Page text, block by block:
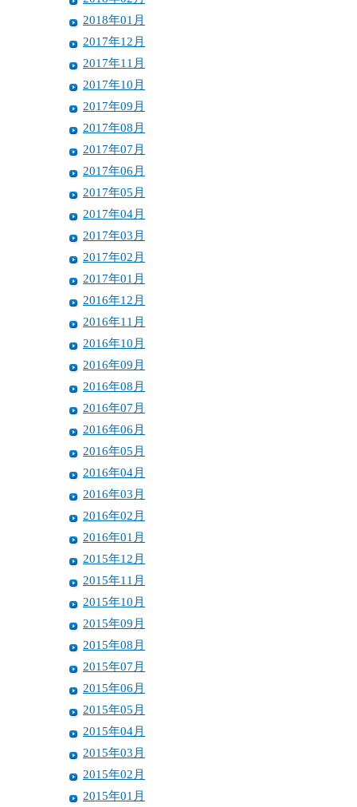
2018年01月
2017年12月
2017年11月
2017年10月
2017年09月
2017年08月
2017年07月
2017年06月
2017年05月
2017年04月
2017年03月
2017年02月
2017年01月
2016年12月
2016年11月
2016年10月
2016年09月
2016年08月
2016年07月
2016年06月
2016年05月
2016年04月
2016年03月
2016年02月
2016年01月
2015年12月
2015年11月
2015年10月
2015年09月
2015年08月
2015年07月
2015年06月
2015年05月
2015年04月
2015年03月
2015年02月
2015年01月